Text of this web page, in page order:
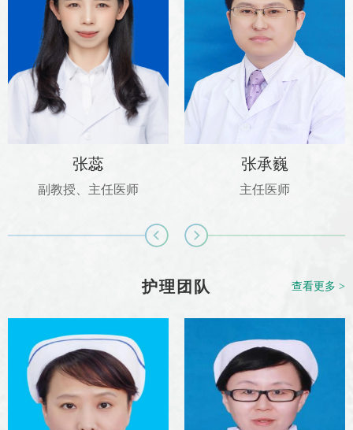
张蕊
副教授、主任医师
张承巍
主任医师
护理团队 查看更多 >